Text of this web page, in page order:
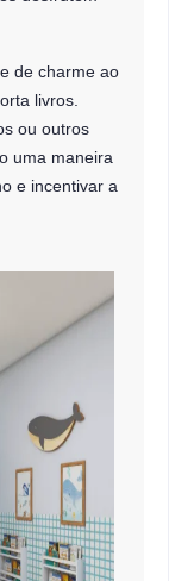
de charme ao
livros.
ou outros
uma maneira
e incentivar a